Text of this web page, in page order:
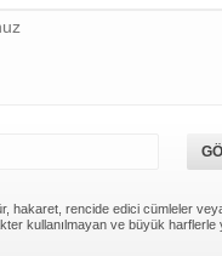
hakaret, rencide edici cümleler
kullanılmayan ve büyük harflerle